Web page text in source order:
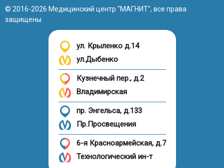
© 2016-2026 Медицинский центр "МАГНИТ", все права
защищены
ул. Крыленко д.14
ул.Дыбенко
Кузнечный пер., д.2
Владимирская
пр. Энгельса, д.133
Пр.Просвещения
6-я Красноармейская, д.7
Технологический ин-т